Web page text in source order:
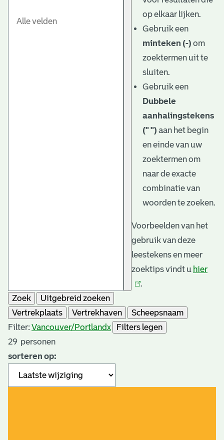
op elkaar lijken.
Gebruik een
minteken (-) om
zoektermen uit te
sluiten.
Gebruik een
Dubbele
aanhalingstekens
(" ") aan het begin
en einde van uw
zoektermen om
naar de exacte
combinatie van
woorden te zoeken.
Voorbeelden van het
gebruik van deze
leestekens en meer
zoektips vindt u hier
.
Zoek
Uitgebreid zoeken
Vertrekplaats
Vertrekhaven
Scheepsnaam
Filter: Vancouver/Portlandx
Filters legen
29 personen
sorteren op: